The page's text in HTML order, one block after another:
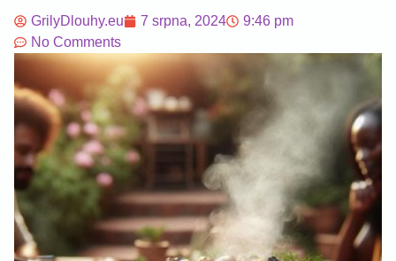
GrilyDlouhy.eu 7 srpna, 2024
9:46 pm
No Comments